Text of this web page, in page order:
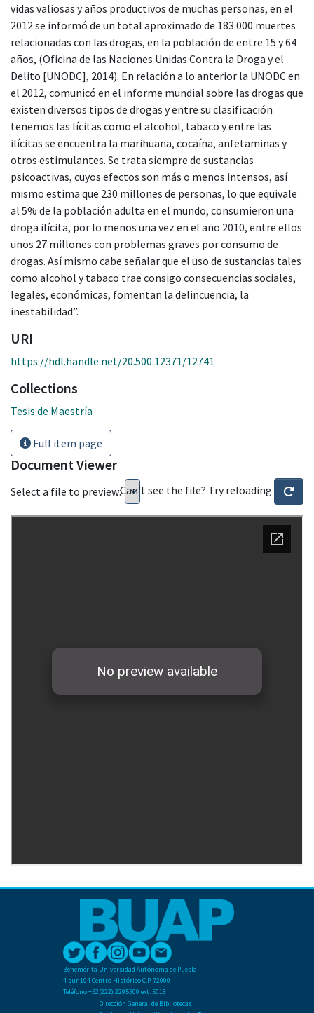
vidas valiosas y años productivos de muchas personas, en el
2012 se informó de un total aproximado de 183 000 muertes
relacionadas con las drogas, en la población de entre 15 y 64
años, (Oficina de las Naciones Unidas Contra la Droga y el
Delito [UNODC], 2014). En relación a lo anterior la UNODC en
el 2012, comunicó en el informe mundial sobre las drogas que
existen diversos tipos de drogas y entre su clasificación
tenemos las lícitas como el alcohol, tabaco y entre las
ilícitas se encuentra la marihuana, cocaína, anfetaminas y
otros estimulantes. Se trata siempre de sustancias
psicoactivas, cuyos efectos son más o menos intensos, así
mismo estima que 230 millones de personas, lo que equivale
al 5% de la población adulta en el mundo, consumieron una
droga ilícita, por lo menos una vez en el año 2010, entre ellos
unos 27 millones con problemas graves por consumo de
drogas. Así mismo cabe señalar que el uso de sustancias tales
como alcohol y tabaco trae consigo consecuencias sociales,
legales, económicas, fomentan la delincuencia, la
inestabilidad”.
URI
https://hdl.handle.net/20.500.12371/12741
Collections
Tesis de Maestría
Full item page
Document Viewer
Select a file to preview:Can't see the file? Try reloading
Benemérita Universidad Autónoma de Puebla
4 sur 104 Centro Histórico C.P. 72000
Teléfono +52(222) 2295500 ext. 5013
Dirección General de Bibliotecas